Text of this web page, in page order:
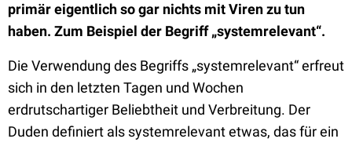
primär eigentlich so gar nichts mit Viren zu tun
haben. Zum Beispiel der Begriff „systemrelevant“.
Die Verwendung des Begriffs „systemrelevant“ erfreut
sich in den letzten Tagen und Wochen
erdrutschartiger Beliebtheit und Verbreitung. Der
Duden definiert als systemrelevant etwas, das für ein